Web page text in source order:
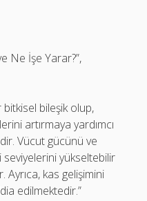
Ne İşe Yarar?”,
bitkisel bileşik olup,
artırmaya yardımcı
Vücut gücünü ve
seviyelerini yükseltebilir
Ayrıca, kas gelişimini
edilmektedir.”